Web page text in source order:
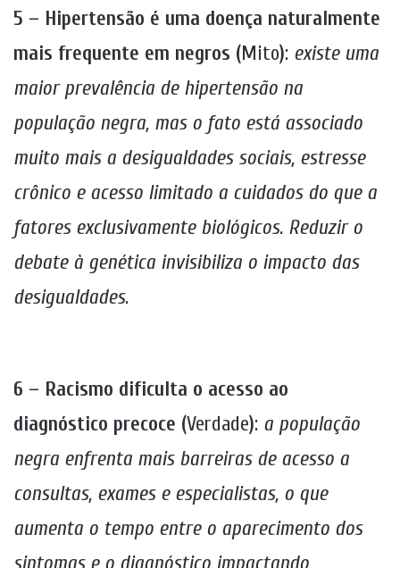
5 – Hipertensão é uma doença naturalmente
mais frequente em negros (Mito): existe uma
maior prevalência de hipertensão na
população negra, mas o fato está associado
muito mais a desigualdades sociais, estresse
crônico e acesso limitado a cuidados do que a
fatores exclusivamente biológicos. Reduzir o
debate à genética invisibiliza o impacto das
desigualdades.
6 – Racismo dificulta o acesso ao
diagnóstico precoce (Verdade): a população
negra enfrenta mais barreiras de acesso a
consultas, exames e especialistas, o que
aumenta o tempo entre o aparecimento dos
sintomas e o diagnóstico impactando